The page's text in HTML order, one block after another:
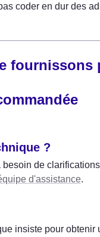
coder en dur des
fournissons
?
de
d'assistance.
insiste pour